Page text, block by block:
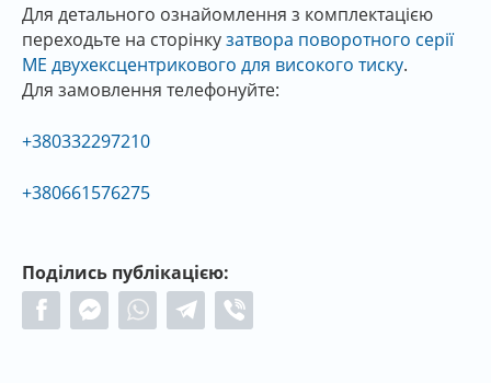
Для детального ознайомлення з комплектацією
переходьте на сторінкузатвора поворотного серії
ME двухексцентрикового для високого тиску.
Для замовлення телефонуйте:
+380332297210
+380661576275
Поділись публікацією: